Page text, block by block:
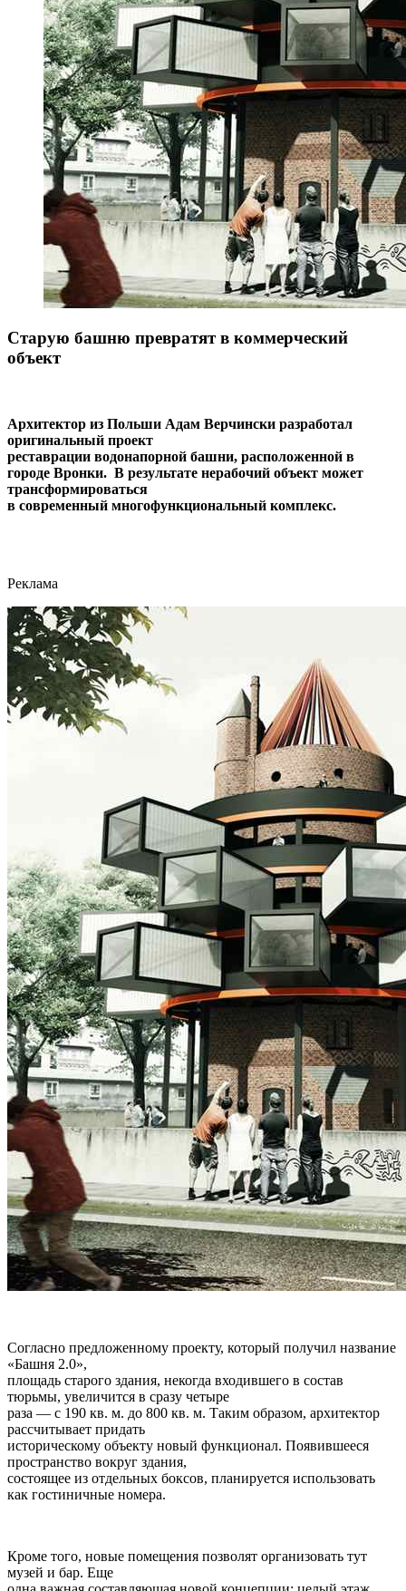
Старую башню превратят в коммерческий
объект
Архитектор из Польши Адам Верчински разработал
оригинальный проект
реставрации водонапорной башни, расположенной в
городе Вронки. В результате нерабочий объект может
трансформироваться
в современный многофункциональный комплекс.
Реклама
Согласно предложенному проекту, который получил название
«Башня 2.0»,
площадь старого здания, некогда входившего в состав
тюрьмы, увеличится в сразу четыре
раза — с 190 кв. м. до 800 кв. м. Таким образом, архитектор
рассчитывает придать
историческому объекту новый функционал. Появившееся
пространство вокруг здания,
состоящее из отдельных боксов, планируется использовать
как гостиничные номера.
Кроме того, новые помещения позволят организовать тут
музей и бар. Еще